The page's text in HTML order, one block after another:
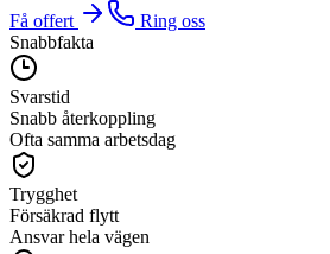
Få offert
Ring oss
Snabbfakta
Svarstid
Snabb återkoppling
Ofta samma arbetsdag
Trygghet
Försäkrad flytt
Ansvar hela vägen